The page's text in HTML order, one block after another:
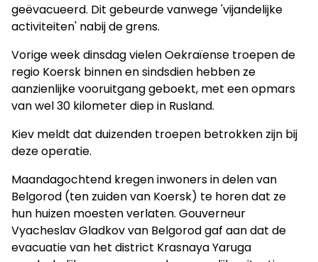
geëvacueerd. Dit gebeurde vanwege 'vijandelijke
activiteiten' nabij de grens.
Vorige week dinsdag vielen Oekraïense troepen de
regio Koersk binnen en sindsdien hebben ze
aanzienlijke vooruitgang geboekt, met een opmars
van wel 30 kilometer diep in Rusland.
Kiev meldt dat duizenden troepen betrokken zijn bij
deze operatie.
Maandagochtend kregen inwoners in delen van
Belgorod (ten zuiden van Koersk) te horen dat ze
hun huizen moesten verlaten. Gouverneur
Vyacheslav Gladkov van Belgorod gaf aan dat de
evacuatie van het district Krasnaya Yaruga